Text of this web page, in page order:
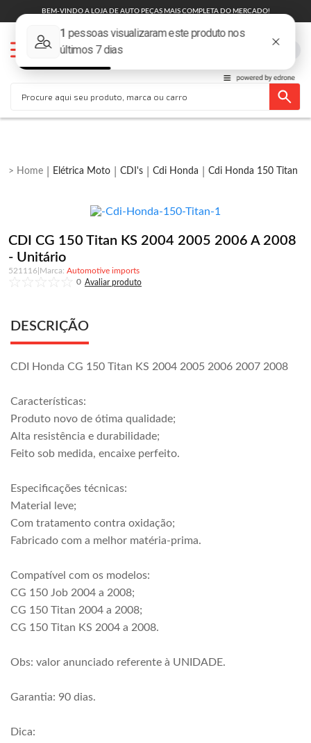
BEM-VINDO A LOJA DE AUTO PEÇAS MAIS COMPLETA DO MERCADO!
Elétrica Moto CDI's Cdi Honda Cdi Honda 150 Titan
CDI CG 150 Titan KS 2004 2005 2006 A 2008
- Unitário
521116
Automotive imports
0
DESCRIÇÃO
CDI Honda CG 150 Titan KS 2004 2005 2006 2007 2008
Características:
Produto novo de ótima qualidade;
Alta resistência e durabilidade;
Feito sob medida, encaixe perfeito.
Especificações técnicas:
Material leve;
Com tratamento contra oxidação;
Fabricado com a melhor matéria-prima.
Compatível com os modelos:
CG 150 Job 2004 a 2008;
CG 150 Titan 2004 a 2008;
CG 150 Titan KS 2004 a 2008.
Obs: valor anunciado referente à UNIDADE.
Garantia: 90 dias.
Dica: